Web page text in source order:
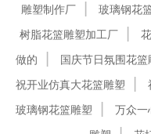
雕塑制作厂
玻璃钢花
树脂花篮雕塑加工厂
做的
国庆节日氛围花篮
祝开业仿真大花篮雕塑
玻璃钢花篮雕塑
万众一